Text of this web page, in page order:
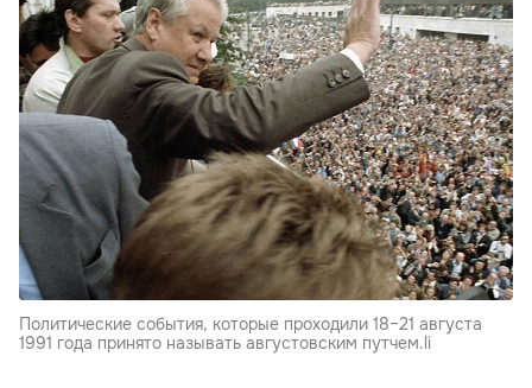
Политические события, которые проходили 18–21 августа
1991 года принято называть августовским путчем.li